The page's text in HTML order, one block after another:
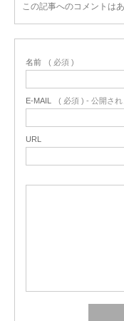
この記事へのコメントは
名前 ( 必須 )
E-MAIL ( 必須 ) - 公開され
URL